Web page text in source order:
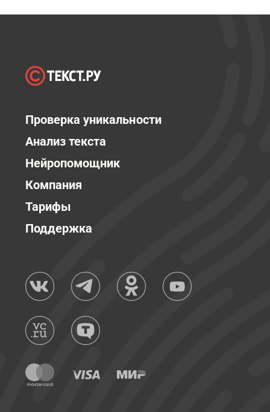
Проверка уникальности
Анализ текста
Нейропомощник
Компания
Тарифы
Поддержка